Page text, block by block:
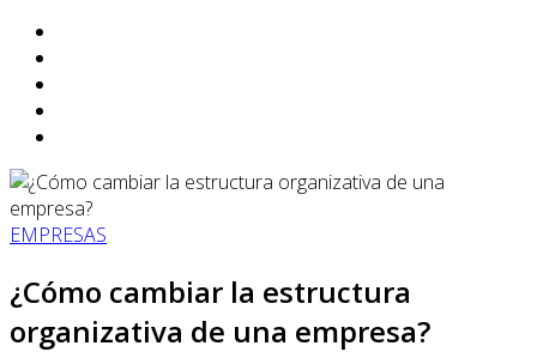
EMPRESAS
¿Cómo cambiar la estructura
organizativa de una empresa?